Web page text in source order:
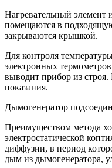
Нагревательный элемент
помещаются в
закрываются крышкой.
Для контроля
электронных
выводит прибор из строя.
показания.
Дымогенератор
Преимуществом метода
электростатической
диффузии, в период
дым из дымогенератора,